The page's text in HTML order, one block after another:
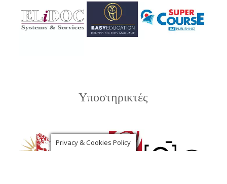
Υποστηρικτές
Privacy & Cookies Policy